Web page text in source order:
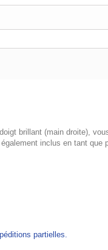
brillant (main droite),
inclus en tant que
partielles.